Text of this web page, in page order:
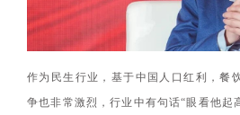
作为民生行业，基于中国人口红利，餐
争也非常激烈，行业中有句话“眼看他起